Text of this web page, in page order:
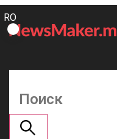
ROMÂNĂ
RU
Поддержать
NM